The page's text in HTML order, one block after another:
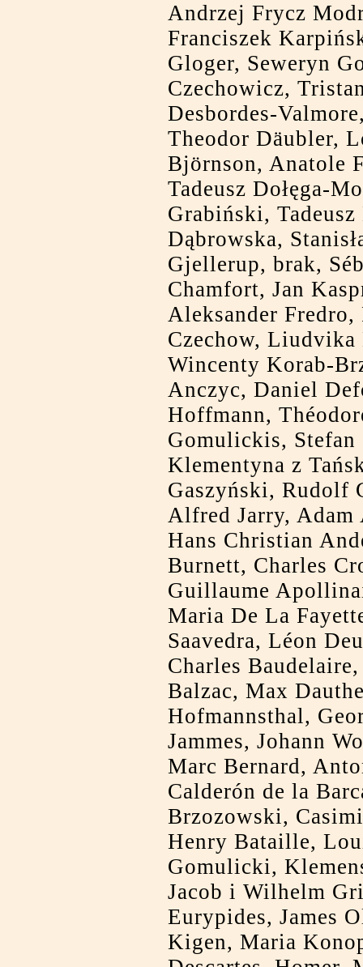
Andrzej Frycz
Franciszek
Gloger, Seweryn
Czechowicz,
Desbordes-
Theodor Däubler,
Björnson, Anatole
Tadeusz Dołęga-
Grabiński,
Dąbrowska,
Gjellerup, brak,
Chamfort, Jan
Aleksander
Czechow,
Wincenty Korab-
Anczyc, Daniel
Hoffmann,
Gomulickis, Stefan
Klementyna z
Gaszyński, Rudolf
Alfred Jarry, Adam
Hans Christian
Burnett, Charles
Guillaume
Maria De La
Saavedra, Léon
Charles
Balzac, Max
Hofmannsthal,
Jammes, Johann
Marc Bernard,
Calderón de la
Brzozowski,
Henry Bataille,
Gomulicki,
Jacob i Wilhelm
Eurypides, James
Kigen, Maria